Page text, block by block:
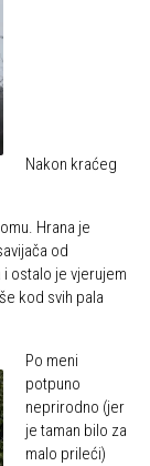
Nakon kraćeg
Hrana je
od
ostalo je vjerujem
kod svih pala
Po meni
potpuno
neprirodno (jer
je taman bilo za
malo prileći)